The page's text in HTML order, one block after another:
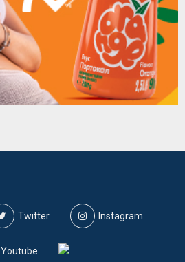
Twitter Instagram
Youtube